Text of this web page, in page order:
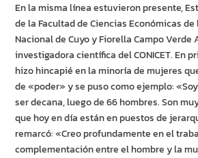
En la misma línea estuvieron presente,
de la Facultad de Ciencias Económicas
Nacional de Cuyo y Fiorella Campo Verde
investigadora científica del CONICET. En
hizo hincapié en la minoría de mujeres
de «poder» y se puso como ejemplo:
ser decana, luego de 66 hombres. Son
que hoy en día están en puestos de
remarcó: «Creo profundamente en el
complementación entre el hombre y la